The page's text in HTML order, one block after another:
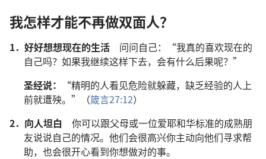
我怎样才能不再做双面人？
1． 好好想想现在的生活 问问自己：“我真的喜欢现在的
自己吗？如果我继续这样下去，会有什么后果呢？”
圣经说：
“精明的人看见危险就躲藏，缺乏经验的人上
前就遭殃。”（箴言27:12）
2． 向人坦白 你可以跟父母或一位爱耶和华标准的成熟朋
友说说自己的情况。他们会很高兴你主动向他们寻求帮
助，也会很开心看到你想做对的事。